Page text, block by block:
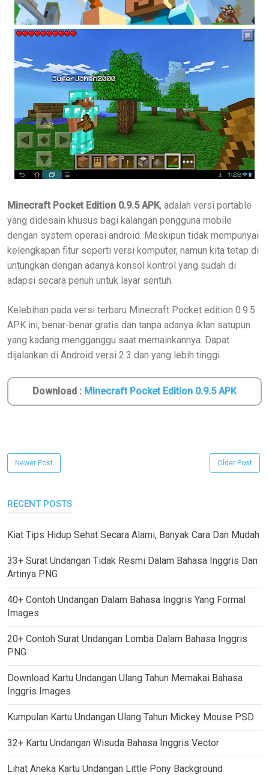
Minecraft Pocket Edition 0.9.5 APK, adalah versi portable
yang didesain khusus bagi kalangan pengguna mobile
dengan system operasi android. Meskipun tidak mempunyai
kelengkapan fitur seperti versi komputer, namun kita tetap di
untungkan dengan adanya konsol kontrol yang sudah di
adapsi secara penuh untuk layar sentuh.
Kelebihan pada versi terbaru Minecraft Pocket edition 0.9.5
APK ini, benar-benar gratis dan tanpa adanya iklan satupun
yang kadang mengganggu saat memainkannya. Dapat
dijalankan di Android versi 2.3 dan yang lebih tinggi.
Download : Minecraft Pocket Edition 0.9.5 APK
Newer Post Older Post
RECENT POSTS
Kiat Tips Hidup Sehat Secara Alami, Banyak Cara Dan Mudah
33+ Surat Undangan Tidak Resmi Dalam Bahasa Inggris Dan
Artinya PNG
40+ Contoh Undangan Dalam Bahasa Inggris Yang Formal
Images
20+ Contoh Surat Undangan Lomba Dalam Bahasa Inggris
PNG
Download Kartu Undangan Ulang Tahun Memakai Bahasa
Inggris Images
Kumpulan Kartu Undangan Ulang Tahun Mickey Mouse PSD
32+ Kartu Undangan Wisuda Bahasa Inggris Vector
Lihat Aneka Kartu Undangan Little Pony Background